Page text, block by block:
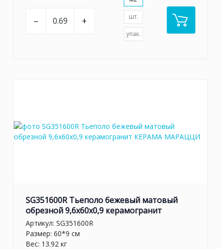
– + шт.
упак.
SG351600R Тьеполо бежевый матовый
обрезной 9,6x60x0,9 керамогранит
Артикул: SG351600R
Размер: 60*9 см
Вес: 13.92 кг